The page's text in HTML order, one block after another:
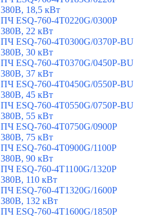
380В, 18,5 кВт
ПЧ ESQ-760-4T0220G/0300P
380В, 22 кВт
ПЧ ESQ-760-4T0300G/0370P-BU
380В, 30 кВт
ПЧ ESQ-760-4T0370G/0450P-BU
380В, 37 кВт
ПЧ ESQ-760-4T0450G/0550P-BU
380В, 45 кВт
ПЧ ESQ-760-4T0550G/0750P-BU
380В, 55 кВт
ПЧ ESQ-760-4T0750G/0900P
380В, 75 кВт
ПЧ ESQ-760-4T0900G/1100P
380В, 90 кВт
ПЧ ESQ-760-4T1100G/1320P
380В, 110 кВт
ПЧ ESQ-760-4T1320G/1600P
380В, 132 кВт
ПЧ ESQ-760-4T1600G/1850P